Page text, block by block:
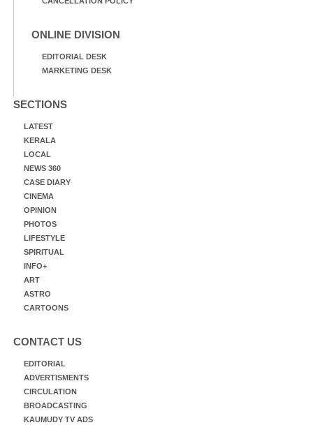
ONLINE DIVISION
EDITORIAL DESK
MARKETING DESK
SECTIONS
LATEST
KERALA
LOCAL
NEWS 360
CASE DIARY
CINEMA
OPINION
PHOTOS
LIFESTYLE
SPIRITUAL
INFO+
ART
ASTRO
CARTOONS
CONTACT US
EDITORIAL
ADVERTISMENTS
CIRCULATION
BROADCASTING
KAUMUDY TV ADS